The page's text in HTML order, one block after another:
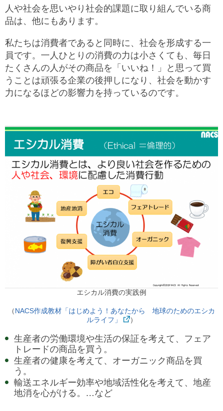
人や社会を思いやり社会的課題に取り組んでいる商
品は、他にもあります。
私たちは消費者であると同時に、社会を形成する一
員です。一人ひとりの消費の力は小さくても、毎日
たくさんの人がその商品を「いいね！」と思って買
うことは頑張る企業の後押しになり、社会を動かす
力になるほどの影響力を持っているのです。
エシカル消費の実践例
（NACS作成教材「はじめよう！あなたから 地球のためのエシカ
ルライフ」
）
生産者の労働環境や生活の保証を考えて、フェア
トレードの商品を買う。
生産者の健康を考えて、オーガニック商品を買
う。
輸送エネルギー効率や地域活性化を考えて、地産
地消を心がける。…など